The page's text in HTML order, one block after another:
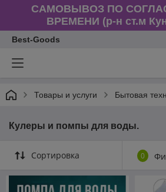
САМОВЫВОЗ ПО
ВРЕМЕНИ (р-н ст.м
Best-Goods
Товары и услуги Бытовая
Кулеры и помпы для воды.
Сортировка 0